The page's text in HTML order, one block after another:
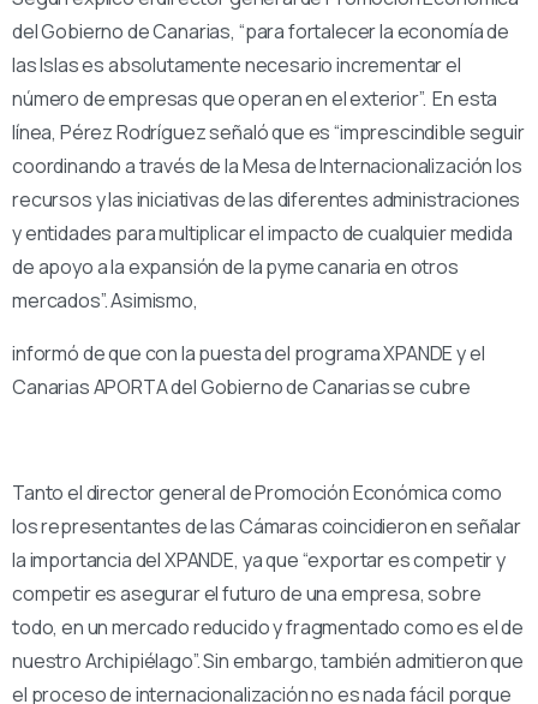
del Gobierno de Canarias, “para fortalecer la economía de
las Islas es absolutamente necesario incrementar el
número de empresas que operan en el exterior”. En esta
línea, Pérez Rodríguez señaló que es “imprescindible seguir
coordinando a través de la Mesa de Internacionalización los
recursos y las iniciativas de las diferentes administraciones
y entidades para multiplicar el impacto de cualquier medida
de apoyo a la expansión de la pyme canaria en otros
mercados”. Asimismo,
informó de que con la puesta del programa XPANDE y el
Canarias APORTA del Gobierno de Canarias se cubre
Tanto el director general de Promoción Económica como
los representantes de las Cámaras coincidieron en señalar
la importancia del XPANDE, ya que “exportar es competir y
competir es asegurar el futuro de una empresa, sobre
todo, en un mercado reducido y fragmentado como es el de
nuestro Archipiélago”. Sin embargo, también admitieron que
el proceso de internacionalización no es nada fácil porque